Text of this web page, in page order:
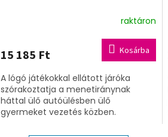
raktáron
15 185 Ft Kosárba
A lógó játékokkal ellátott járóka
szórakoztatja a menetiránynak
háttal ülő autóülésben ülő
gyermeket vezetés közben.